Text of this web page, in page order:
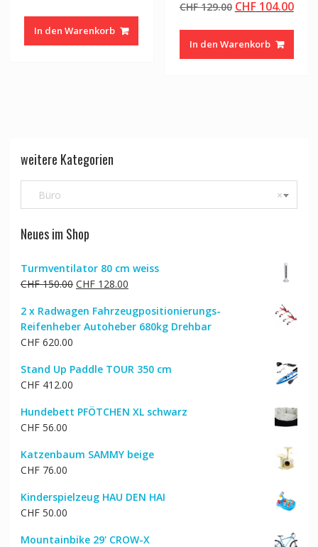
war:
CHF 92.00
In den Warenkorb
CHF129.00 Ursprünglicher
war:
CHF 129.00
CHF104.00
In den Warenkorb
weitere Kategorien
×
Büro
Neues im Shop
Turmventilator 80 cm weiss
CHF150.00 Ursprünglicher
war:
CHF 150.00
CHF128.00Aktueller
ist:
CHF 128.00.
2 x Radwagen Fahrzeugpositionierungs-
Reifenheber Autoheber 680kg Drehbar
CHF620.00
Stand Up Paddle TOUR 350 cm
CHF412.00
Hundebett PFÖTCHEN XL schwarz
CHF56.00
Katzenbaum SAMMY beige
CHF76.00
Kinderspielzeug HAU DEN HAI
CHF50.00
Mountainbike 29' CROW-X